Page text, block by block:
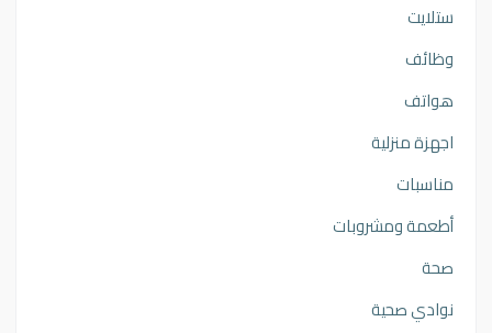
ستلايت
وظائف
هواتف
اجهزة منزلية
مناسبات
أطعمة ومشروبات
صحة
نوادي صحية